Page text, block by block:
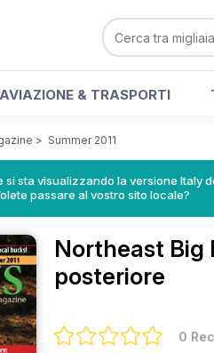
AVIAZIONE & TRASPORTI
> Summer 2011
si sta visualizzando la versione Italy
passare al vostro sito locale?
Northeast Big
posteriore
0